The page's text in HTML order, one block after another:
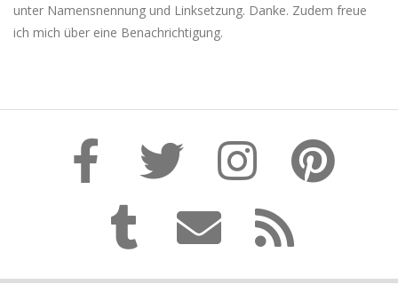
unter Namensnennung und Linksetzung. Danke. Zudem freue
ich mich über eine Benachrichtigung.